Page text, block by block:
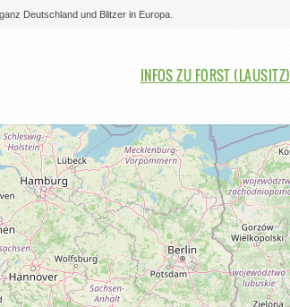
Deutschland und Blitzer in Europa.
Bitte auswählen
INFOS ZU FORST (LAUSITZ)